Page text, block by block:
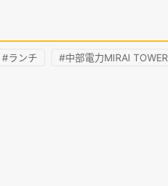
#ランチ #中部電力MIRAI TOWER